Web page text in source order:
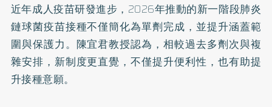
近年成人疫苗研發進步，2026年推動的新一階段肺炎
鏈球菌疫苗接種不僅簡化為單劑完成，並提升涵蓋範
圍與保護力。陳宜君教授認為，相較過去多劑次與複
雜安排，新制度更直覺，不僅提升便利性，也有助提
升接種意願。